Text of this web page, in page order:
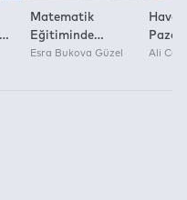
Matematik
Eğitiminde
Matematiksel
Esra Bukova Güzel
Giriş
Ali